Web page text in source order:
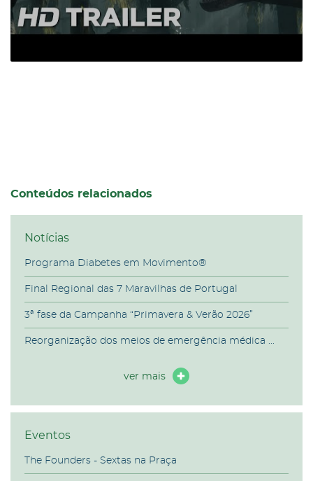
Conteúdos relacionados
Notícias
Programa Diabetes em Movimento®
Final Regional das 7 Maravilhas de Portugal
3ª fase da Campanha “Primavera & Verão 2026”
Reorganização dos meios de emergência médica ...
ver mais
Eventos
The Founders - Sextas na Praça